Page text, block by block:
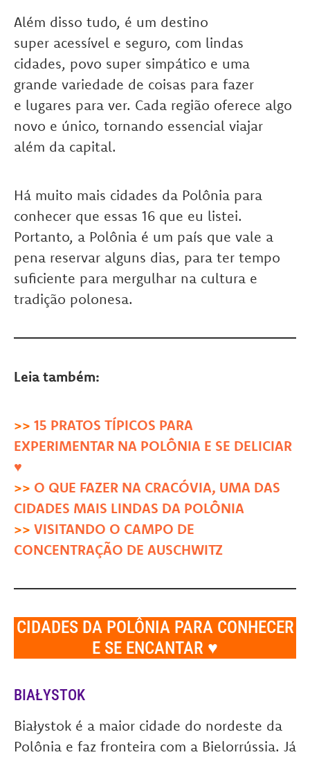
Além disso tudo, é um destino
super acessível e seguro, com lindas
cidades, povo super simpático e uma
grande variedade de coisas para fazer
e lugares para ver. Cada região oferece algo
novo e único, tornando essencial viajar
além da capital.
Há muito mais cidades da Polônia para
conhecer que essas 16 que eu listei.
Portanto, a Polônia é um país que vale a
pena reservar alguns dias, para ter tempo
suficiente para mergulhar na cultura e
tradição polonesa.
Leia também:
>> 15 PRATOS TÍPICOS PARA
EXPERIMENTAR NA POLÔNIA E SE DELICIAR
♥
>> O QUE FAZER NA CRACÓVIA, UMA DAS
CIDADES MAIS LINDAS DA POLÔNIA
>> VISITANDO O CAMPO DE
CONCENTRAÇÃO DE AUSCHWITZ
CIDADES DA POLÔNIA PARA CONHECER
E SE ENCANTAR ♥
BIAŁYSTOK
Białystok é a maior cidade do nordeste da
Polônia e faz fronteira com a Bielorrússia. Já